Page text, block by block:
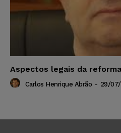
Aspectos legais da
Carlos Henrique Abrão - 29/